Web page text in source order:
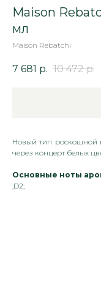
Maison
мл
Maison Rebatchi
7 681 р. 10 472 р.
Новый тип роскошной
через концерт белых
Основные ноты
;D2;